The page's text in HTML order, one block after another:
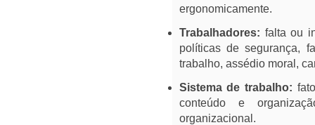
ergonomicamente.
Trabalhadores: falta ou
políticas de segurança,
trabalho, assédio moral,
Sistema de trabalho:
conteúdo e
organizacional.